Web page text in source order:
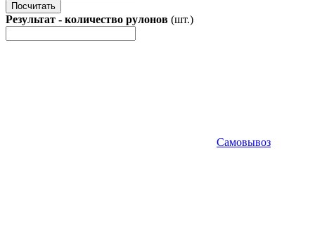
Посчитать
Результат - количество рулонов (шт.)
Самовывоз